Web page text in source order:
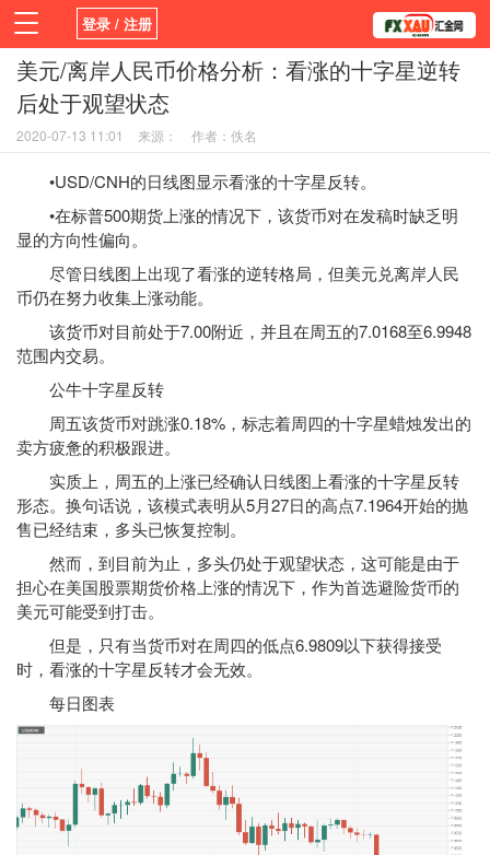
登录 / 注册
首页 新闻 观点 货币
学院
平台
指标EA
美元/离岸人民币价格分析：看涨的十字星逆转
后处于观望状态
2020-07-13 11:01 来源： 作者：佚名
•USD/CNH的日线图显示看涨的十字星反转。
•在标普500期货上涨的情况下，该货币对在发稿时缺乏明
显的方向性偏向。
尽管日线图上出现了看涨的逆转格局，但美元兑离岸人民
币仍在努力收集上涨动能。
该货币对目前处于7.00附近，并且在周五的7.0168至6.9948
范围内交易。
公牛十字星反转
周五该货币对跳涨0.18%，标志着周四的十字星蜡烛发出的
卖方疲惫的积极跟进。
实质上，周五的上涨已经确认日线图上看涨的十字星反转
形态。换句话说，该模式表明从5月27日的高点7.1964开始的抛
售已经结束，多头已恢复控制。
然而，到目前为止，多头仍处于观望状态，这可能是由于
担心在美国股票期货价格上涨的情况下，作为首选避险货币的
美元可能受到打击。
但是，只有当货币对在周四的低点6.9809以下获得接受
时，看涨的十字星反转才会无效。
每日图表